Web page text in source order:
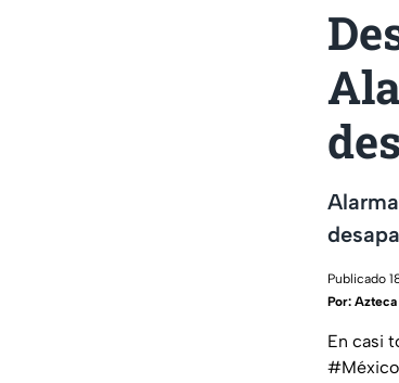
Publicado
Por:
En casi